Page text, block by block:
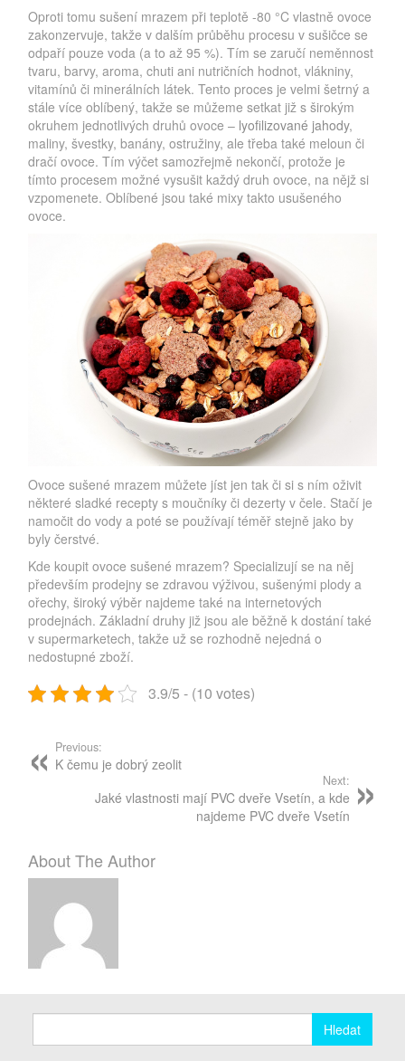
Oproti tomu sušení mrazem při teplotě -80 °C vlastně ovoce
zakonzervuje, takže v dalším průběhu procesu v sušičce se
odpaří pouze voda (a to až 95 %). Tím se zaručí neměnnost
tvaru, barvy, aroma, chuti ani nutričních hodnot, vlákniny,
vitamínů či minerálních látek. Tento proces je velmi šetrný a
stále více oblíbený, takže se můžeme setkat již s širokým
okruhem jednotlivých druhů ovoce – lyofilizované jahody,
maliny, švestky, banány, ostružiny, ale třeba také meloun či
dračí ovoce. Tím výčet samozřejmě nekončí, protože je
tímto procesem možné vysušit každý druh ovoce, na nějž si
vzpomenete. Oblíbené jsou také mixy takto usušeného
ovoce.
Ovoce sušené mrazem můžete jíst jen tak či si s ním oživit
některé sladké recepty s moučníky či dezerty v čele. Stačí je
namočit do vody a poté se používají téměř stejně jako by
byly čerstvé.
Kde koupit ovoce sušené mrazem? Specializují se na něj
především prodejny se zdravou výživou, sušenými plody a
ořechy, široký výběr najdeme také na internetových
prodejnách. Základní druhy již jsou ale běžně k dostání také
v supermarketech, takže už se rozhodně nejedná o
nedostupné zboží.
3.9/5 - (10 votes)
navigationPrevious:
K čemu je dobrý zeolit
Next:
Jaké vlastnosti mají PVC dveře Vsetín, a kde
najdeme PVC dveře Vsetín
About The Author